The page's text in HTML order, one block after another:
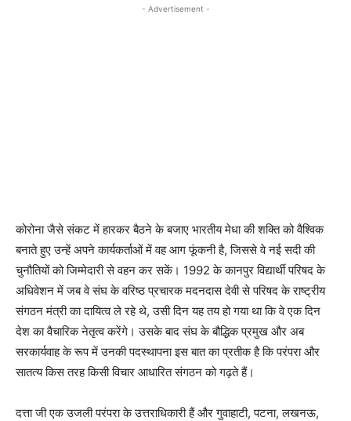
- Advertisement -
कोरोना जैसे संकट में हारकर बैठने के बजाए भारतीय मेधा की शक्ति को वैश्विक
बनाते हुए उन्हें अपने कार्यकर्ताओं में वह आग फूंकनी है, जिससे वे नई सदी की
चुनौतियों को जिम्मेदारी से वहन कर सकें। 1992 के कानपुर विद्यार्थी परिषद के
अधिवेशन में जब वे संघ के वरिष्ठ प्रचारक मदनदास देवी से परिषद के राष्ट्रीय
संगठन मंत्री का दायित्व ले रहे थे, उसी दिन यह तय हो गया था कि वे एक दिन
देश का वैचारिक नेतृत्व करेंगे। उसके बाद संघ के बौद्धिक प्रमुख और अब
सरकार्यवाह के रूप में उनकी पदस्थापना इस बात का प्रतीक है कि परंपरा और
सातत्य किस तरह किसी विचार आधारित संगठन को गढ़ते हैं।
दत्ता जी एक उजली परंपरा के उत्तराधिकारी हैं और गुवाहाटी, पटना, लखनऊ,